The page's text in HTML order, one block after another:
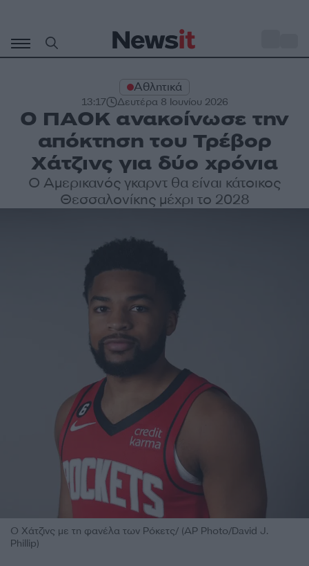
περιεχόμενο
Αθλητικά
13:17 Δευτέρα 8 Ιουνίου 2026
Ο ΠΑΟΚ ανακοίνωσε την
απόκτηση του Τρέβορ
Χάτζινς για δύο χρόνια
Ο Αμερικανός γκαρντ θα είναι κάτοικος
Θεσσαλονίκης μέχρι το 2028
Ο Χάτζινς με τη φανέλα των Ρόκετς/ (AP Photo/David J.
Phillip)